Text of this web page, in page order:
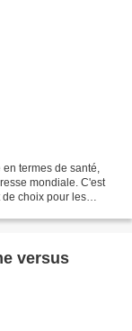
termes de santé,
mondiale. C'est
choix pour les
versus